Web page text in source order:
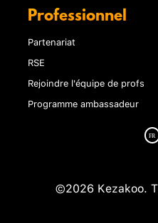
Professionnel
Partenariat
RSE
Rejoindre l'équipe de profs
Programme ambassadeur
©2026 Kezakoo.